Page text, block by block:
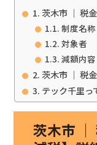
茨木市 ｜ 税
制度名称
対象者
減額内容
茨木市 ｜ 税
テック千里っ
茨木市